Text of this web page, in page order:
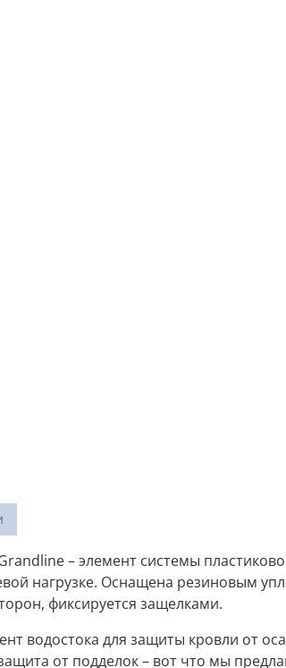
– элемент системы
нагрузке. Оснащена резиновым
фиксируется защелками.
водостока для защиты кровли от
от подделок – вот что мы